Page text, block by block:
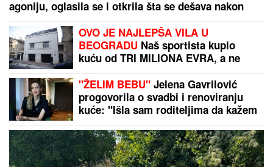
agoniju, oglasila se i otkrila šta se dešava nakon
OVO JE NAJLEPŠA VILA U
BEOGRADU Naš sportista kupio
kuću od TRI MILIONA EVRA, a ne
fitnes salu
"ŽELIM BEBU" Jelena Gavrilović
progovorila o svadbi i renoviranju
kuće: "Išla sam roditeljima da kažem